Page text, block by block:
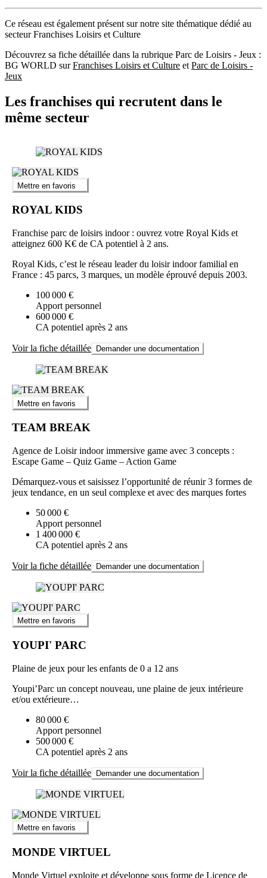
Ce réseau est également présent sur notre site thématique dédié au
secteur Franchises Loisirs et Culture
Découvrez sa fiche détaillée dans la rubrique Parc de Loisirs - Jeux :
BG WORLD surFranchises Loisirs et Culture et Parc de Loisirs -
Jeux
Les franchises qui recrutent dans le
même secteur
Mettre en favoris
ROYAL KIDS
Franchise parc de loisirs indoor : ouvrez votre Royal Kids et
atteignez 600 K€ de CA potentiel à 2 ans.
Royal Kids, c’est le réseau leader du loisir indoor familial en
France : 45 parcs, 3 marques, un modèle éprouvé depuis 2003.
100 000 €
Apport personnel
600 000 €
CA potentiel après 2 ans
Voir la fiche détaillée Demander une documentation
Mettre en favoris
TEAM BREAK
Agence de Loisir indoor immersive game avec 3 concepts :
Escape Game – Quiz Game – Action Game
Démarquez-vous et saisissez l’opportunité de réunir 3 formes de
jeux tendance, en un seul complexe et avec des marques fortes
50 000 €
Apport personnel
1 400 000 €
CA potentiel après 2 ans
Voir la fiche détaillée Demander une documentation
Mettre en favoris
YOUPI' PARC
Plaine de jeux pour les enfants de 0 a 12 ans
Youpi’Parc un concept nouveau, une plaine de jeux intérieure
et/ou extérieure…
80 000 €
Apport personnel
500 000 €
CA potentiel après 2 ans
Voir la fiche détaillée Demander une documentation
Mettre en favoris
MONDE VIRTUEL
Monde Virtuel exploite et développe sous forme de Licence de